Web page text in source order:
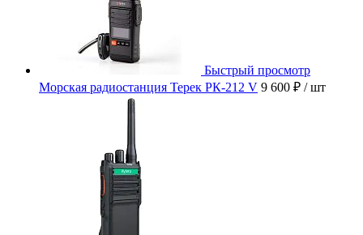
Быстрый просмотр
Морская радиостанция Терек РК-212 V 9 600 ₽ / шт